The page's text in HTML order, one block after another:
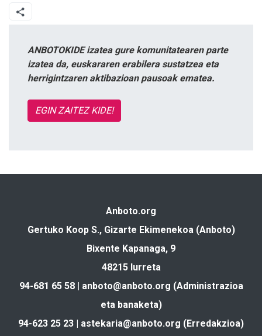
ANBOTOKIDE izatea gure komunitatearen parte
izatea da, euskararen erabilera sustatzea eta
herrigintzaren aktibazioan pausoak ematea.
EGIN ZAITEZ KIDE!
Anboto.org
Gertuko Koop S., Gizarte Ekimenekoa (Anboto)
Bixente Kapanaga, 9
48215 Iurreta
94-681 65 58 | anboto@anboto.org (Administrazioa
eta banaketa)
94-623 25 23 | astekaria@anboto.org (Erredakzioa)